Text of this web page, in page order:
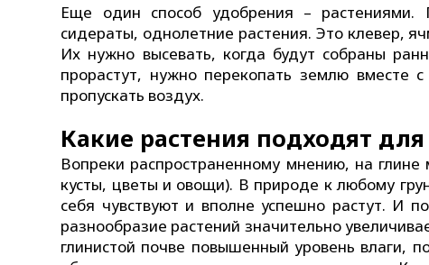
Еще один способ удобрения – растениями.
сидераты, однолетние растения. Это клевер,
Их нужно высевать, когда будут собраны
прорастут, нужно перекопать землю вместе
пропускать воздух.
Какие растения подходят
Вопреки распространенному мнению, на
кусты, цветы и овощи). В природе к любому
себя чувствуют и вполне успешно растут. И
разнообразие растений значительно
глинистой почве повышенный уровень влаги,